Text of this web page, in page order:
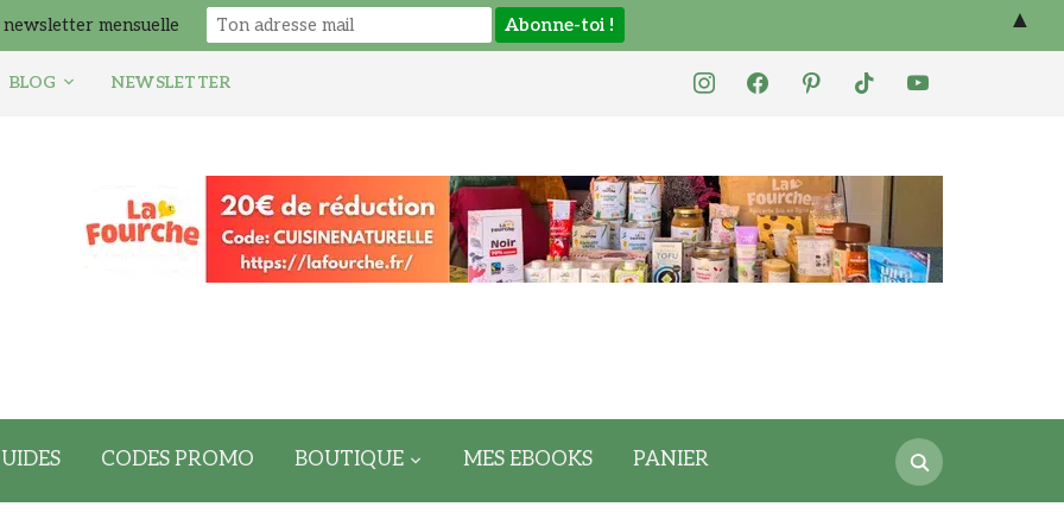
instagramfacebookpinteresttiktok youtube
BLOG NEWSLETTER
Search
for:
CODES PROMO BOUTIQUE MES EBOOKS PANIER
newsletter mensuelle ▲